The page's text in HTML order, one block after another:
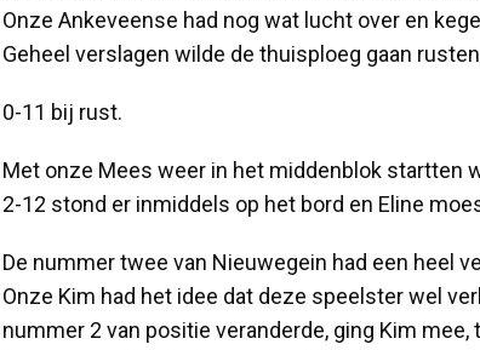
Onze Ankeveense had nog wat lucht over en
Geheel verslagen wilde de thuisploeg gaan
0-11 bij rust.
Met onze Mees weer in het middenblok startten
2-12 stond er inmiddels op het bord en Eline
De nummer twee van Nieuwegein had een heel
Onze Kim had het idee dat deze speelster wel
nummer 2 van positie veranderde, ging Kim